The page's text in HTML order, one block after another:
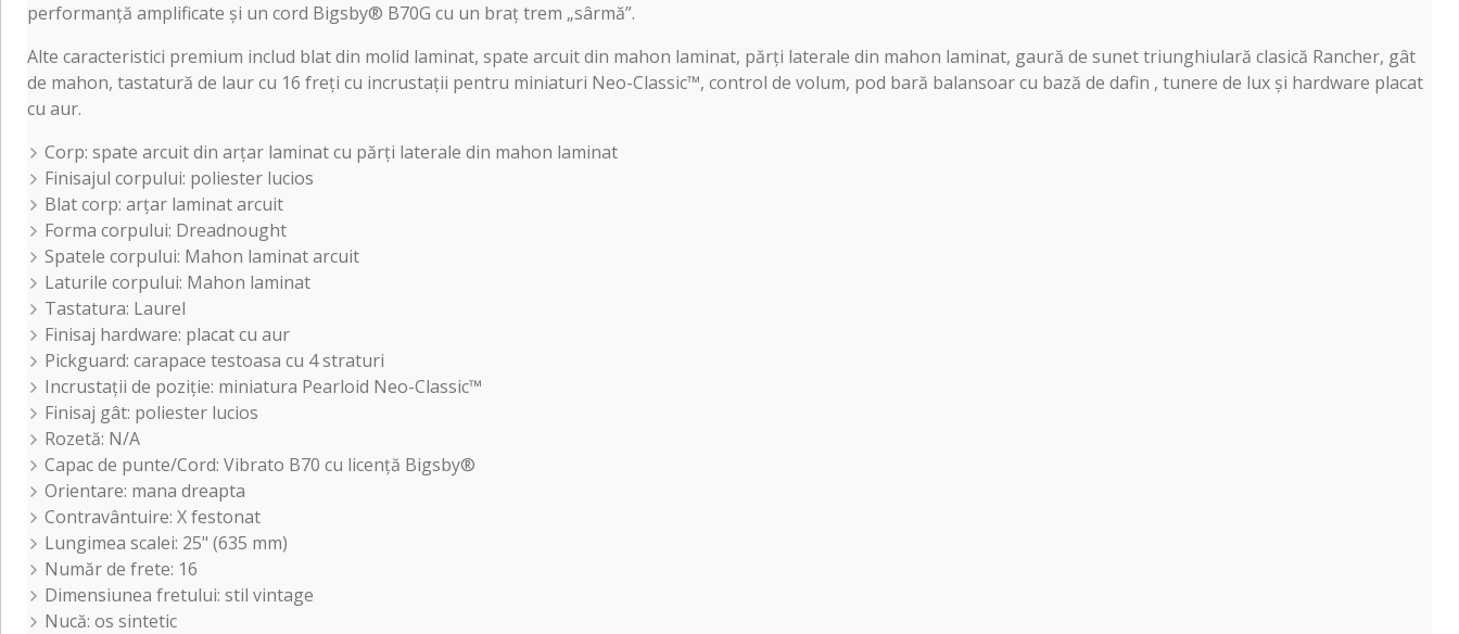
performanță amplificate și un cord Bigsby® B70G cu un braț trem „sârmă”.
Alte caracteristici premium includ blat din molid laminat, spate arcuit din mahon laminat, părți laterale din mahon laminat, gaură de sunet triunghiulară clasică Rancher, gât
de mahon, tastatură de laur cu 16 freți cu incrustații pentru miniaturi Neo-Classic™, control de volum, pod bară balansoar cu bază de dafin , tunere de lux și hardware placat
cu aur.
Corp: spate arcuit din arțar laminat cu părți laterale din mahon laminat
Finisajul corpului: poliester lucios
Blat corp: arțar laminat arcuit
Forma corpului: Dreadnought
Spatele corpului: Mahon laminat arcuit
Laturile corpului: Mahon laminat
Tastatura: Laurel
Finisaj hardware: placat cu aur
Pickguard: carapace testoasa cu 4 straturi
Incrustații de poziție: miniatura Pearloid Neo-Classic™
Finisaj gât: poliester lucios
Rozetă: N/A
Capac de punte/Cord: Vibrato B70 cu licență Bigsby®
Orientare: mana dreapta
Contravântuire: X festonat
Lungimea scalei: 25" (635 mm)
Număr de frete: 16
Dimensiunea fretului: stil vintage
Nucă: os sintetic